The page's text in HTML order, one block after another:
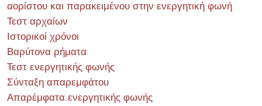
αορίστου και παρακειμένου στην ενεργητική φωνή
Τεστ αρχαίων
Ιστορικοί χρόνοι
Βαρύτονα ρήματα
Τεστ ενεργητικής φωνής
Σύνταξη απαρεμφάτου
Απαρέμφατα ενεργητικής φωνής